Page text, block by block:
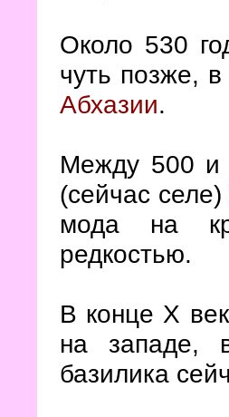
Около 530
чуть позже,
Абхазии.
Между 500 и
(сейчас селе)
мода на
редкостью.
В конце Х
на
базилика